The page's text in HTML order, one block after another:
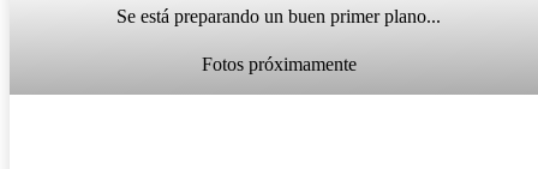
Se está preparando un buen primer plano...
Fotos próximamente